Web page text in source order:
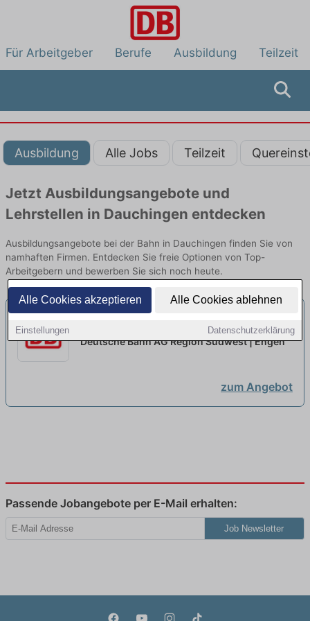
Alle Cookies akzeptieren Alle Cookies ablehnen
Einstellungen Datenschutzerklärung
Für Arbeitgeber Berufe Ausbildung Teilzeit
Ausbildung Alle Jobs Teilzeit
Jetzt Ausbildungsangebote und
Lehrstellen in Dauchingen entdecken
Ausbildungsangebote bei der Bahn in Dauchingen finden Sie von
namhaften Firmen. Entdecken Sie freie Optionen von Top-
Arbeitgebern und bewerben Sie sich noch heute.
2026 (w/m/d) neu
Deutsche Bahn AG Region Südwest | Engen
zum Angebot
Passende Jobangebote per E-Mail erhalten:
Job Newsletter